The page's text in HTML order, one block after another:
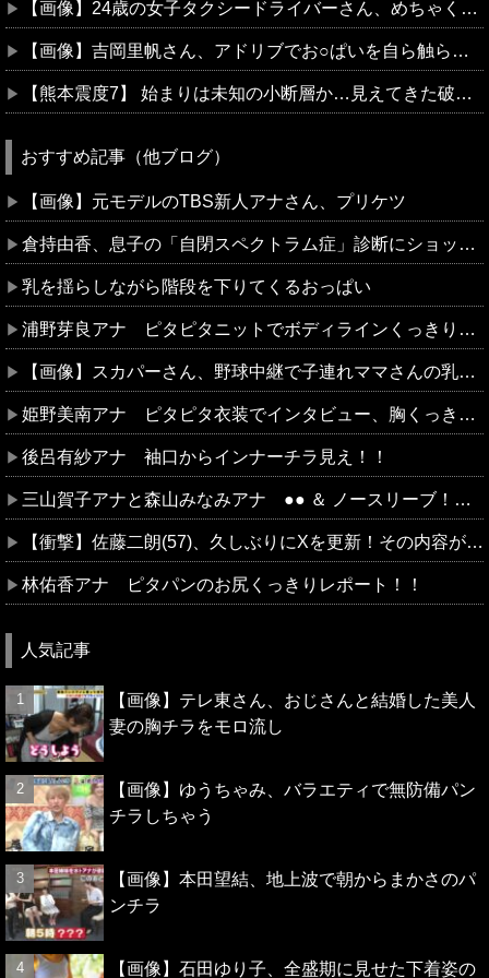
【画像】24歳の女子タクシードライバーさん、めちゃくちゃ可愛いと話題にｗｗｗｗｗｗ
【画像】吉岡里帆さん、アドリブでお○ぱいを自ら触らせてしまうｗｗｗｗｗｗｗ
【熊本震度7】 始まりは未知の小断層か…見えてきた破壊プロセス
おすすめ記事（他ブログ）
【画像】元モデルのTBS新人アナさん、プリケツ
倉持由香、息子の「自閉スペクトラム症」診断にショックで涙 見逃していた乳幼児期のサインとは
乳を揺らしながら階段を下りてくるおっぱい
浦野芽良アナ ピタピタニットでボディラインくっきり！！
【画像】スカパーさん、野球中継で子連れママさんの乳をモロ映し
姫野美南アナ ピタピタ衣装でインタビュー、胸くっきり！！【GIF動画あり】
後呂有紗アナ 袖口からインナーチラ見え！！
三山賀子アナと森山みなみアナ ●● ＆ ノースリーブ！！【GIF動画あり】
【衝撃】佐藤二朗(57)、久しぶりにXを更新！その内容がガチでヤバすぎる…
林佑香アナ ピタパンのお尻くっきりレポート！！
人気記事
【画像】テレ東さん、おじさんと結婚した美人
妻の胸チラをモロ流し
【画像】ゆうちゃみ、バラエティで無防備パン
チラしちゃう
【画像】本田望結、地上波で朝からまかさのパ
ンチラ
【画像】石田ゆり子、全盛期に見せた下着姿の